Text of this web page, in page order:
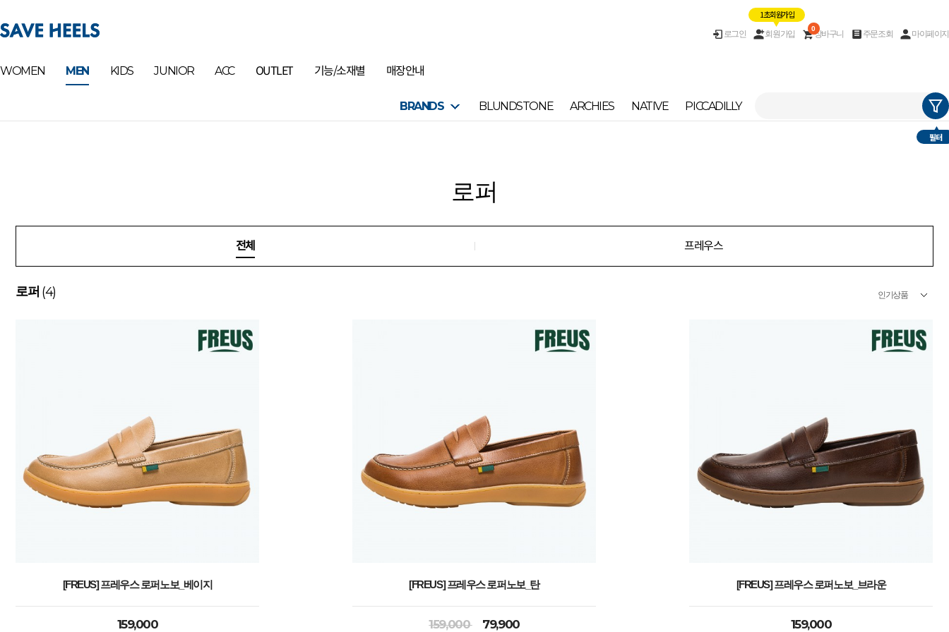
로그인 회원가입
1초 회원가입
장바구니
0
주문조회 마이페이지
WOMEN MEN KIDS JUNIOR ACC OUTLET 기능/소재별 매장안내
BRANDS BLUNDSTONE ARCHIES NATIVE PICCADILLY
필터
로퍼
전체 프레우스
로퍼 (4)
[FREUS] 프레우스 로퍼노보_베이지
159,000
[FREUS] 프레우스 로퍼노보_탄
159,000 79,900
[FREUS] 프레우스 로퍼노보_브라운
159,000